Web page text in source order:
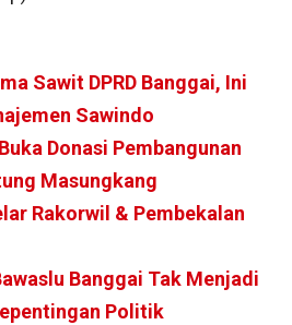
Sawit DPRD Banggai, Ini
Sawindo
Donasi Pembangunan
Masungkang
Rakorwil & Pembekalan
Banggai Tak Menjadi
Politik